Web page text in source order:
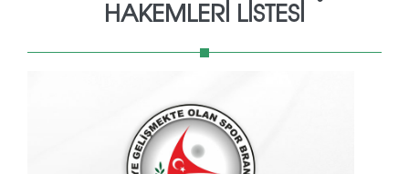
HAKEMLERİ LİSTESİ